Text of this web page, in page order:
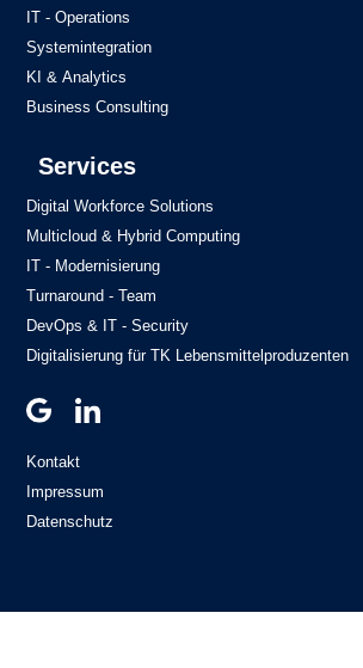
IT - Operations
Systemintegration
KI & Analytics
Business Consulting
Services
Digital Workforce Solutions
Multicloud & Hybrid Computing
IT - Modernisierung
Turnaround - Team
DevOps & IT - Security
Digitalisierung für TK Lebensmittelproduzenten
Kontakt
Impressum
Datenschutz